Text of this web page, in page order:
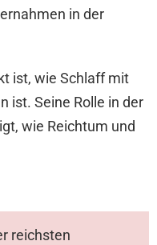
in der
ist, wie Schlaff mit
ist. Seine Rolle in der
wie Reichtum und
reichsten